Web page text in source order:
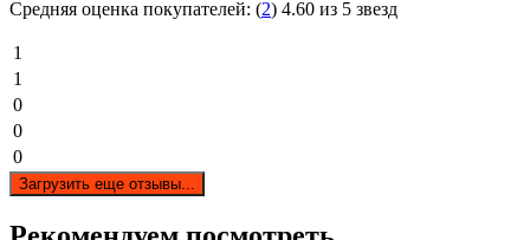
Средняя оценка покупателей: (2) 4.60 из 5 звезд
1
1
0
0
0
Загрузить еще отзывы...